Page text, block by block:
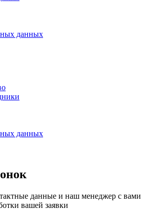
данных
данных
данные и наш менеджер с вами
вашей заявки